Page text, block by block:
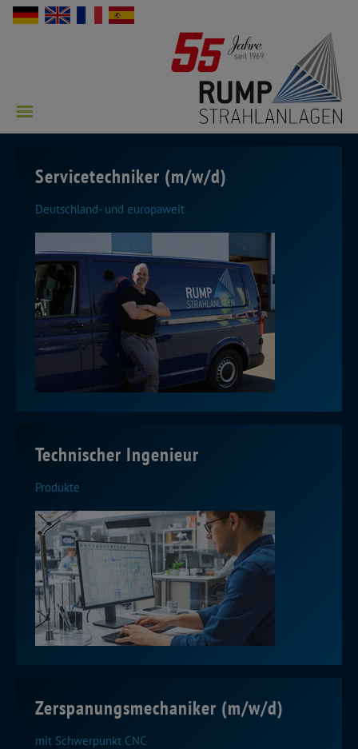
Servicetechniker (m/w/d)
Deutschland- und europaweit
Technischer Ingenieur
Produkte
Zerspanungsmechaniker (m/w/d)
mit Schwerpunkt CNC